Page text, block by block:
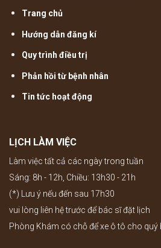
Trang chủ
Hướng dẫn đăng kí
Quy trình điều trị
Phản hồi từ bệnh nhân
Tin tức hoạt động
LỊCH LÀM VIỆC
Làm việc tất cả các ngày trong tuần
Sáng: 8h - 12h, Chiều: 13h30 - 21h
(*) Lưu ý nếu đến sau 17h30
vui lòng liên hệ trước để bác sĩ đặt lịch
Phòng Khám có chỗ để xe ô tô cho quý